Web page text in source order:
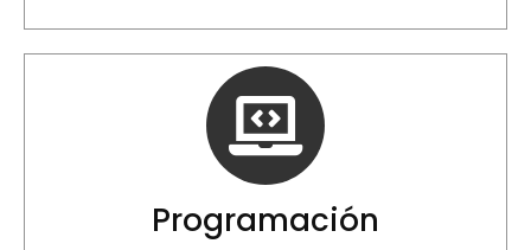
Programación